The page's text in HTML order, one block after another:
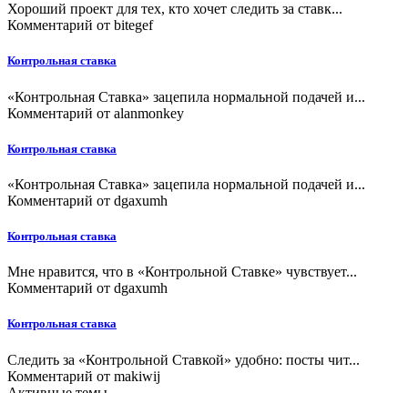
Хороший проект для тех, кто хочет следить за ставк...
Комментарий от bitegef
Контрольная ставка
«Контрольная Ставка» зацепила нормальной подачей и...
Комментарий от alanmonkey
Контрольная ставка
«Контрольная Ставка» зацепила нормальной подачей и...
Комментарий от dgaxumh
Контрольная ставка
Мне нравится, что в «Контрольной Ставке» чувствует...
Комментарий от dgaxumh
Контрольная ставка
Следить за «Контрольной Ставкой» удобно: посты чит...
Комментарий от makiwij